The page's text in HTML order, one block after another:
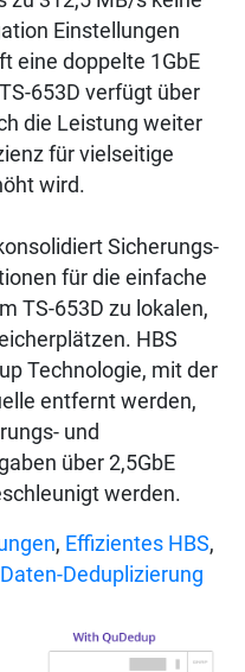
Einstellungen
eine doppelte 1GbE
653D verfügt über
die Leistung weiter
für vielseitige
wird.
Sicherungs-
für die einfache
TS-653D zu lokalen,
HBS
Technologie, mit der
entfernt werden,
und
über 2,5GbE
werden.
, Effizientes HBS,
Deduplizierung